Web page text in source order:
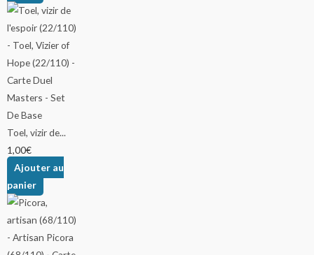
Toel, vizir de...
1,00€
Ajouter au
panier